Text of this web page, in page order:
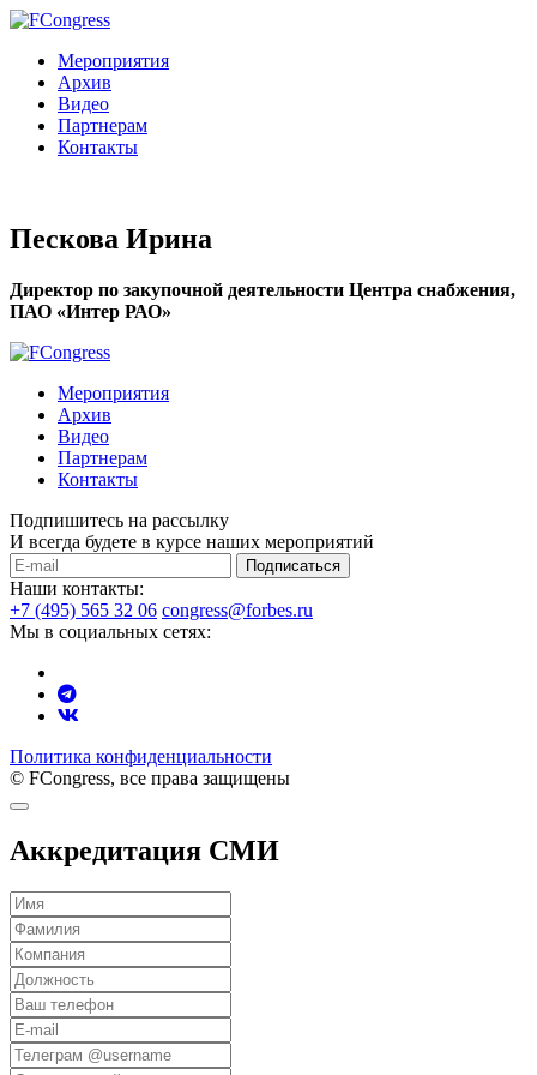
Мероприятия
Архив
Видео
Партнерам
Контакты
Пескова Ирина
Директор по закупочной деятельности Центра снабжения,
ПАО «Интер РАО»
Мероприятия
Архив
Видео
Партнерам
Контакты
Подпишитесь на рассылку
И всегда будете в курсе наших мероприятий
Подписаться
Наши контакты:
+7 (495) 565 32 06 congress@forbes.ru
Мы в социальных сетях:
Политика конфиденциальности
© FCongress, все права защищены
Аккредитация СМИ